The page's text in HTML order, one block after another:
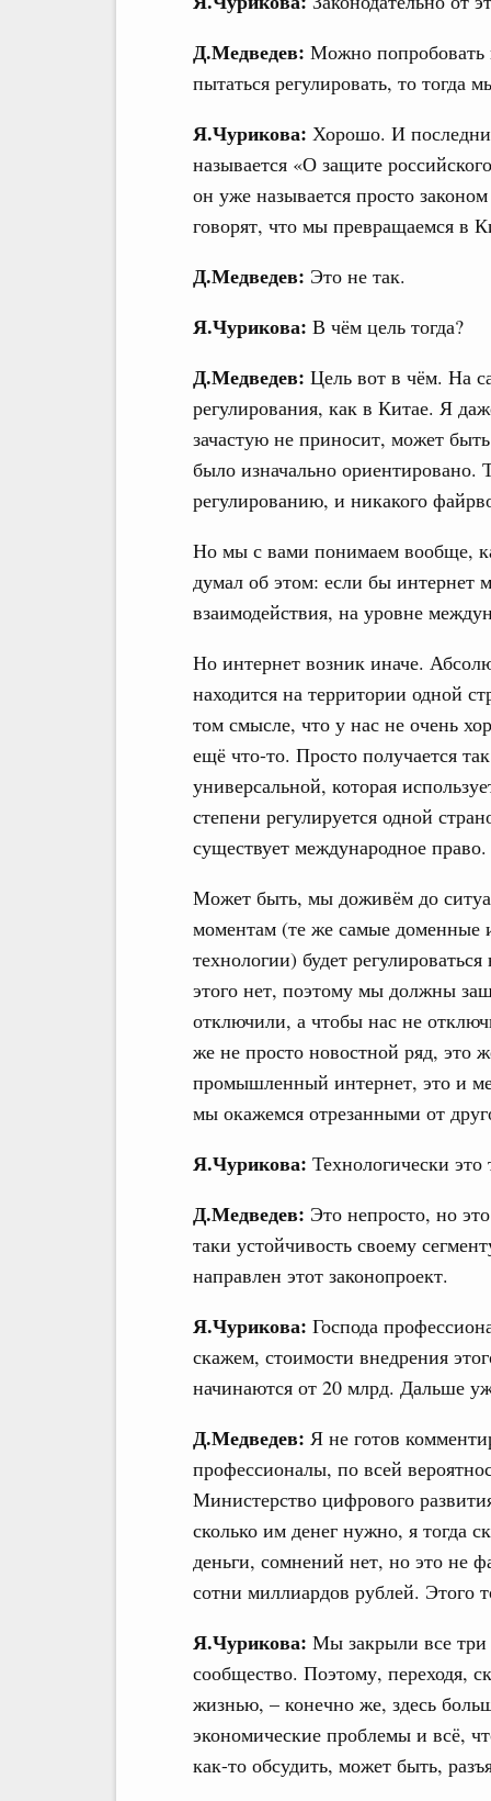
Д.Медведев: Можно попробовать
пытаться регулировать, то тогда
Я.Чурикова: Хорошо. И
называется «О защите
он уже называется просто
говорят, что мы превращаемся в
Д.Медведев: Это не так.
Я.Чурикова: В чём цель тогда?
Д.Медведев: Цель вот в чём. На
регулирования, как в Китае. Я
зачастую не приносит, может
было изначально ориентировано.
регулированию, и никакого
Но мы с вами понимаем вообще,
думал об этом: если бы интернет
взаимодействия, на уровне
Но интернет возник иначе.
находится на территории одной
том смысле, что у нас не очень
ещё что-то. Просто получается
универсальной, которая
степени регулируется одной
существует международное право.
Может быть, мы доживём до
моментам (те же самые доменные
технологии) будет
этого нет, поэтому мы должны
отключили, а чтобы нас не
же не просто новостной ряд, это
промышленный интернет, это и
мы окажемся отрезанными от
Я.Чурикова: Технологически
Д.Медведев: Это непросто, но
таки устойчивость своему
направлен этот законопроект.
Я.Чурикова: Господа
скажем, стоимости внедрения
начинаются от 20 млрд. Дальше
Д.Медведев: Я не готов
профессионалы, по всей
Министерство цифрового
сколько им денег нужно, я тогда
деньги, сомнений нет, но это не
сотни миллиардов рублей. Этого
Я.Чурикова: Мы закрыли все
сообщество. Поэтому, переходя,
жизнью, – конечно же, здесь
экономические проблемы и всё,
как-то обсудить, может быть,